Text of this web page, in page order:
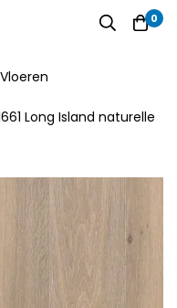
0
Long Island naturelle